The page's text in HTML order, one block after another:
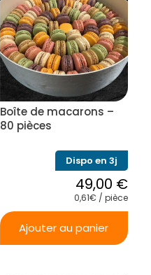
Boîte de macarons –
80 pièces
Dispo en 3j
49,00 €
0,61€ / pièce
Ajouter au panier